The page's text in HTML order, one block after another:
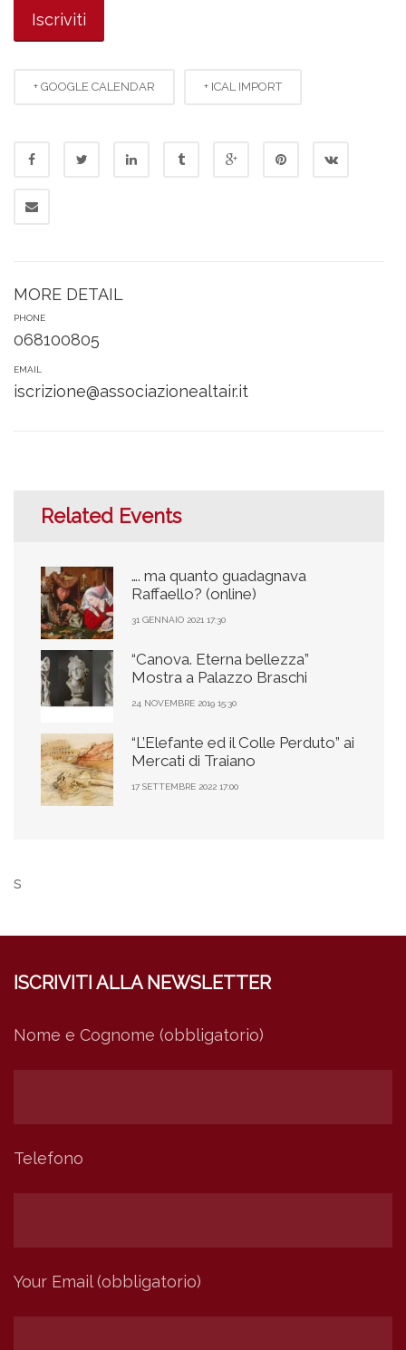
+ GOOGLE CALENDAR + ICAL IMPORT
MORE DETAIL
PHONE
068100805
EMAIL
iscrizione@associazionealtair.it
Related Events
…. ma quanto guadagnava
Raffaello? (online)
31 GENNAIO 2021 17:30
“Canova. Eterna bellezza”
Mostra a Palazzo Braschi
24 NOVEMBRE 2019 15:30
“L’Elefante ed il Colle Perduto” ai
Mercati di Traiano
17 SETTEMBRE 2022 17:00
s
ISCRIVITI ALLA NEWSLETTER
Nome e Cognome (obbligatorio)
Telefono
Your Email (obbligatorio)